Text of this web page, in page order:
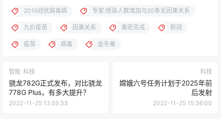
2019冠状病毒病 专家:感染人数增加与20条无因果关系
九价疫苗 因果关系 奥密克戎 新冠
疫苗 病毒 金冬雁
智能 科技
骁龙782G正式发布，对比骁龙
778G Plus，有多大提升？
2022-11-25 13:55:33
科技
嫦娥六号任务计划于2025年前
后发射
2022-11-25 15:36:00